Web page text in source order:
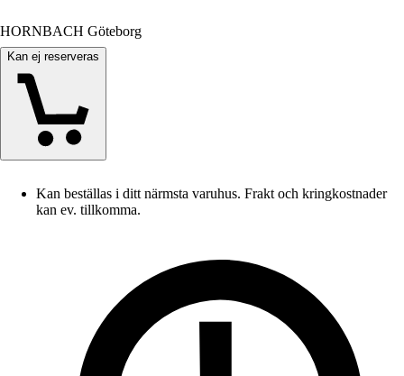
HORNBACH Göteborg
Kan ej reserveras
Kan beställas i ditt närmsta varuhus. Frakt och kringkostnader
kan ev. tillkomma.